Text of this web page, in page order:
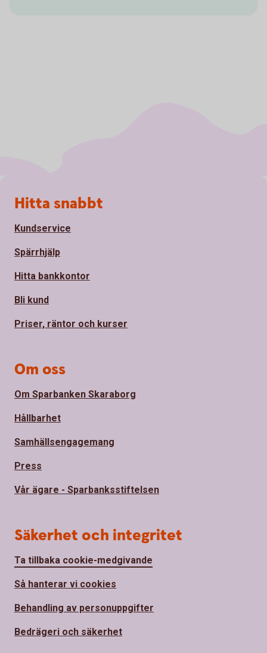
Sidfot
Hitta snabbt
Kundservice
Spärrhjälp
Hitta bankkontor
Bli kund
Priser, räntor och kurser
Om oss
Om Sparbanken Skaraborg
Hållbarhet
Samhällsengagemang
Press
Vår ägare - Sparbanksstiftelsen
Säkerhet och integritet
Ta tillbaka cookie-medgivande
Så hanterar vi cookies
Behandling av personuppgifter
Bedrägeri och säkerhet